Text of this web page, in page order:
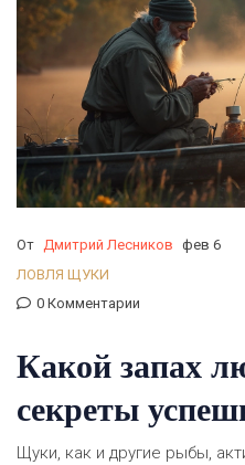
От Дмитрий Лесников фев 6
ЛОВЛЯ ЩУКИ
0 Комментарии
Какой запах
секреты
Щуки, как и другие рыбы,